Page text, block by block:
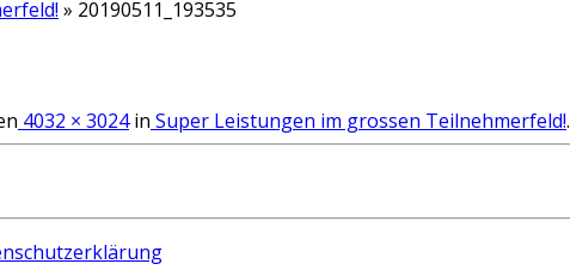
» 20190511_193535
4032 × 3024in Super Leistungen im grossen Teilnehmerfeld!.